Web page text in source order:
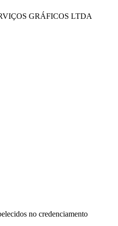
GRÁFICOS LTDA
no credenciamento